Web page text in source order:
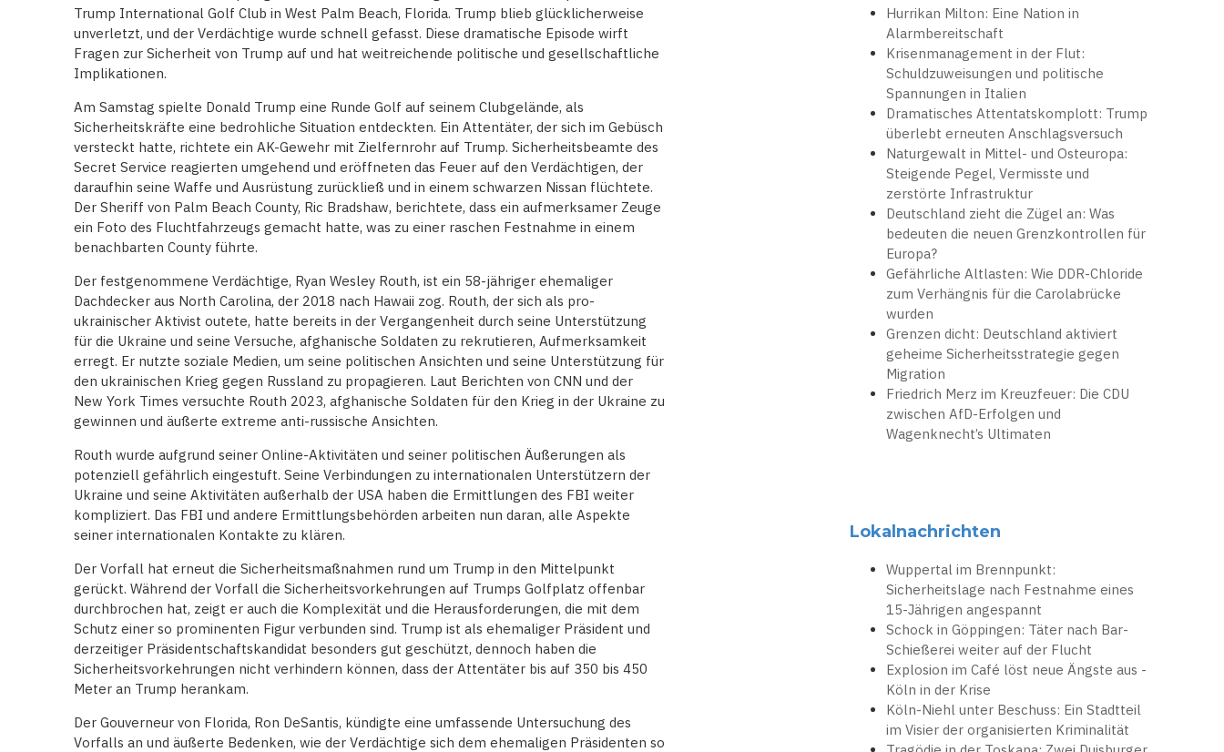
Trump International Golf Club in West Palm Beach, Florida. Trump blieb glücklicherweise
unverletzt, und der Verdächtige wurde schnell gefasst. Diese dramatische Episode wirft
Fragen zur Sicherheit von Trump auf und hat weitreichende politische und gesellschaftliche
Implikationen.
Am Samstag spielte Donald Trump eine Runde Golf auf seinem Clubgelände, als
Sicherheitskräfte eine bedrohliche Situation entdeckten. Ein Attentäter, der sich im Gebüsch
versteckt hatte, richtete ein AK-Gewehr mit Zielfernrohr auf Trump. Sicherheitsbeamte des
Secret Service reagierten umgehend und eröffneten das Feuer auf den Verdächtigen, der
daraufhin seine Waffe und Ausrüstung zurückließ und in einem schwarzen Nissan flüchtete.
Der Sheriff von Palm Beach County, Ric Bradshaw, berichtete, dass ein aufmerksamer Zeuge
ein Foto des Fluchtfahrzeugs gemacht hatte, was zu einer raschen Festnahme in einem
benachbarten County führte.
Der festgenommene Verdächtige, Ryan Wesley Routh, ist ein 58-jähriger ehemaliger
Dachdecker aus North Carolina, der 2018 nach Hawaii zog. Routh, der sich als pro-
ukrainischer Aktivist outete, hatte bereits in der Vergangenheit durch seine Unterstützung
für die Ukraine und seine Versuche, afghanische Soldaten zu rekrutieren, Aufmerksamkeit
erregt. Er nutzte soziale Medien, um seine politischen Ansichten und seine Unterstützung für
den ukrainischen Krieg gegen Russland zu propagieren. Laut Berichten von CNN und der
New York Times versuchte Routh 2023, afghanische Soldaten für den Krieg in der Ukraine zu
gewinnen und äußerte extreme anti-russische Ansichten.
Routh wurde aufgrund seiner Online-Aktivitäten und seiner politischen Äußerungen als
potenziell gefährlich eingestuft. Seine Verbindungen zu internationalen Unterstützern der
Ukraine und seine Aktivitäten außerhalb der USA haben die Ermittlungen des FBI weiter
kompliziert. Das FBI und andere Ermittlungsbehörden arbeiten nun daran, alle Aspekte
seiner internationalen Kontakte zu klären.
Der Vorfall hat erneut die Sicherheitsmaßnahmen rund um Trump in den Mittelpunkt
gerückt. Während der Vorfall die Sicherheitsvorkehrungen auf Trumps Golfplatz offenbar
durchbrochen hat, zeigt er auch die Komplexität und die Herausforderungen, die mit dem
Schutz einer so prominenten Figur verbunden sind. Trump ist als ehemaliger Präsident und
derzeitiger Präsidentschaftskandidat besonders gut geschützt, dennoch haben die
Sicherheitsvorkehrungen nicht verhindern können, dass der Attentäter bis auf 350 bis 450
Meter an Trump herankam.
Der Gouverneur von Florida, Ron DeSantis, kündigte eine umfassende Untersuchung des
Vorfalls an und äußerte Bedenken, wie der Verdächtige sich dem ehemaligen Präsidenten so
Hurrikan Milton: Eine Nation in
Alarmbereitschaft
Krisenmanagement in der Flut:
Schuldzuweisungen und politische
Spannungen in Italien
Dramatisches Attentatskomplott: Trump
überlebt erneuten Anschlagsversuch
Naturgewalt in Mittel- und Osteuropa:
Steigende Pegel, Vermisste und
zerstörte Infrastruktur
Deutschland zieht die Zügel an: Was
bedeuten die neuen Grenzkontrollen für
Europa?
Gefährliche Altlasten: Wie DDR-Chloride
zum Verhängnis für die Carolabrücke
wurden
Grenzen dicht: Deutschland aktiviert
geheime Sicherheitsstrategie gegen
Migration
Friedrich Merz im Kreuzfeuer: Die CDU
zwischen AfD-Erfolgen und
Wagenknecht’s Ultimaten
Lokalnachrichten
Wuppertal im Brennpunkt:
Sicherheitslage nach Festnahme eines
15-Jährigen angespannt
Schock in Göppingen: Täter nach Bar-
Schießerei weiter auf der Flucht
Explosion im Café löst neue Ängste aus -
Köln in der Krise
Köln-Niehl unter Beschuss: Ein Stadtteil
im Visier der organisierten Kriminalität